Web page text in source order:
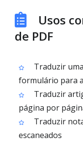
Usos
de PDF
Traduzir
formulário para
Traduzir
página por
Traduzir
escaneados